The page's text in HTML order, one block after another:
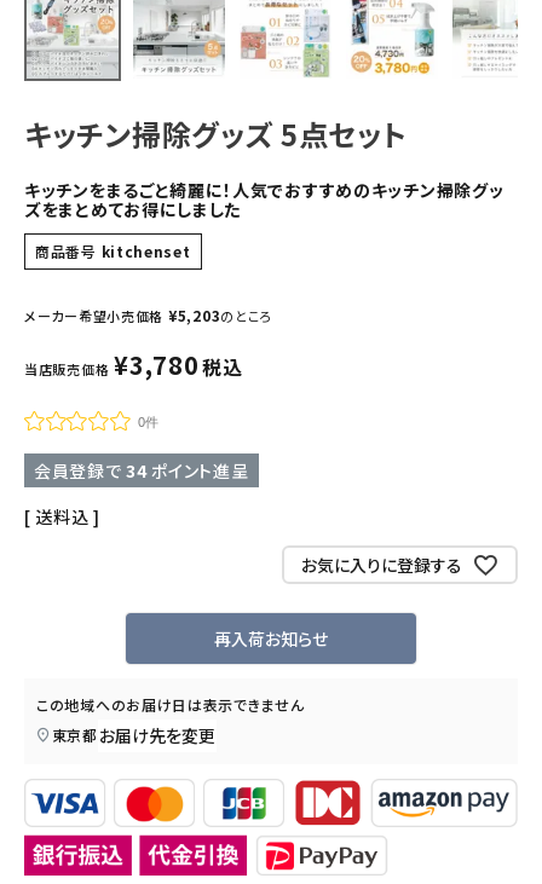
キッチン掃除グッズ 5点セット
キッチンをまるごと綺麗に！人気でおすすめのキッチン掃除グッ
ズをまとめてお得にしました
商品番号 kitchenset
メーカー希望小売価格 ¥5,203のところ
当店販売価格 ¥3,780税込
0件
会員登録で 34ポイント進呈
送料込
お気に入りに登録する
再入荷お知らせ
この地域へのお届け日は表示できません
東京都 お届け先を変更